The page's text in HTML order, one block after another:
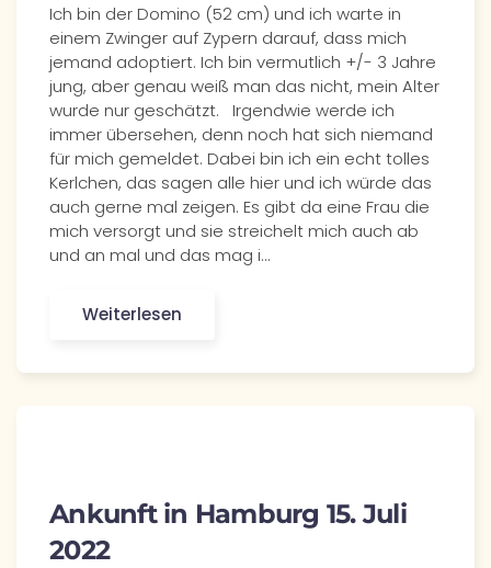
Ich bin der Domino (52 cm) und ich warte in
einem Zwinger auf Zypern darauf, dass mich
jemand adoptiert. Ich bin vermutlich +/- 3 Jahre
jung, aber genau weiß man das nicht, mein Alter
wurde nur geschätzt. Irgendwie werde ich
immer übersehen, denn noch hat sich niemand
für mich gemeldet. Dabei bin ich ein echt tolles
Kerlchen, das sagen alle hier und ich würde das
auch gerne mal zeigen. Es gibt da eine Frau die
mich versorgt und sie streichelt mich auch ab
und an mal und das mag i…
Weiterlesen
Ankunft in Hamburg 15. Juli
2022